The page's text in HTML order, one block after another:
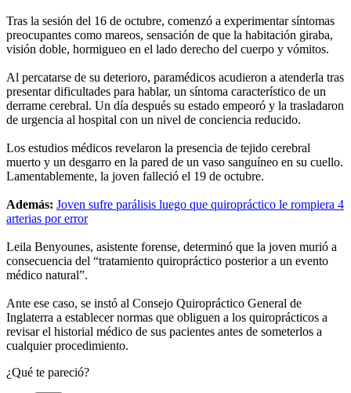
Tras la sesión del 16 de octubre, comenzó a experimentar síntomas
preocupantes como mareos, sensación de que la habitación giraba,
visión doble, hormigueo en el lado derecho del cuerpo y vómitos.
Al percatarse de su deterioro, paramédicos acudieron a atenderla tras
presentar dificultades para hablar, un síntoma característico de un
derrame cerebral. Un día después su estado empeoró y la trasladaron
de urgencia al hospital con un nivel de conciencia reducido.
Los estudios médicos revelaron la presencia de tejido cerebral
muerto y un desgarro en la pared de un vaso sanguíneo en su cuello.
Lamentablemente, la joven falleció el 19 de octubre.
Además: Joven sufre parálisis luego que quiropráctico le rompiera 4
arterias por error
Leila Benyounes, asistente forense, determinó que la joven murió a
consecuencia del “tratamiento quiropráctico posterior a un evento
médico natural”.
Ante ese caso, se instó al Consejo Quiropráctico General de
Inglaterra a establecer normas que obliguen a los quiroprácticos a
revisar el historial médico de sus pacientes antes de someterlos a
cualquier procedimiento.
¿Qué te pareció?